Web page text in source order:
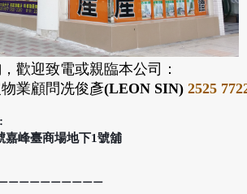
歡迎致電或親臨本公司：
業顧問冼俊彥(LEON SIN) 2525
嘉峰臺商場地下1號舖